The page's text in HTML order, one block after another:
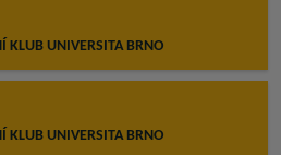
KLUB UNIVERSITA BRNO
KLUB UNIVERSITA BRNO